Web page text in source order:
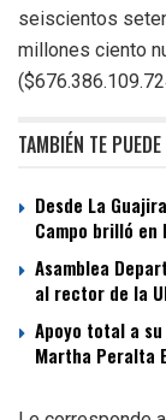
seiscientos
millones ciento
TAMBIÉN TE
Desde La
Campo brilló en
Asamblea
al rector de la
Apoyo total a
Martha Peralta